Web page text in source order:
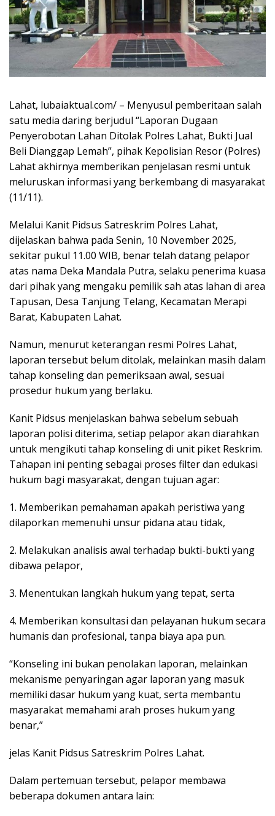
Lahat, lubaiaktual.com/ – Menyusul pemberitaan salah
satu media daring berjudul “Laporan Dugaan
Penyerobotan Lahan Ditolak Polres Lahat, Bukti Jual
Beli Dianggap Lemah”, pihak Kepolisian Resor (Polres)
Lahat akhirnya memberikan penjelasan resmi untuk
meluruskan informasi yang berkembang di masyarakat
(11/11).
Melalui Kanit Pidsus Satreskrim Polres Lahat,
dijelaskan bahwa pada Senin, 10 November 2025,
sekitar pukul 11.00 WIB, benar telah datang pelapor
atas nama Deka Mandala Putra, selaku penerima kuasa
dari pihak yang mengaku pemilik sah atas lahan di area
Tapusan, Desa Tanjung Telang, Kecamatan Merapi
Barat, Kabupaten Lahat.
Namun, menurut keterangan resmi Polres Lahat,
laporan tersebut belum ditolak, melainkan masih dalam
tahap konseling dan pemeriksaan awal, sesuai
prosedur hukum yang berlaku.
Kanit Pidsus menjelaskan bahwa sebelum sebuah
laporan polisi diterima, setiap pelapor akan diarahkan
untuk mengikuti tahap konseling di unit piket Reskrim.
Tahapan ini penting sebagai proses filter dan edukasi
hukum bagi masyarakat, dengan tujuan agar:
1. Memberikan pemahaman apakah peristiwa yang
dilaporkan memenuhi unsur pidana atau tidak,
2. Melakukan analisis awal terhadap bukti-bukti yang
dibawa pelapor,
3. Menentukan langkah hukum yang tepat, serta
4. Memberikan konsultasi dan pelayanan hukum secara
humanis dan profesional, tanpa biaya apa pun.
“Konseling ini bukan penolakan laporan, melainkan
mekanisme penyaringan agar laporan yang masuk
memiliki dasar hukum yang kuat, serta membantu
masyarakat memahami arah proses hukum yang
benar,”
jelas Kanit Pidsus Satreskrim Polres Lahat.
Dalam pertemuan tersebut, pelapor membawa
beberapa dokumen antara lain: